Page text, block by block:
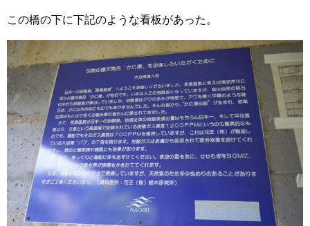
この橋の下に下記のような看板があった。